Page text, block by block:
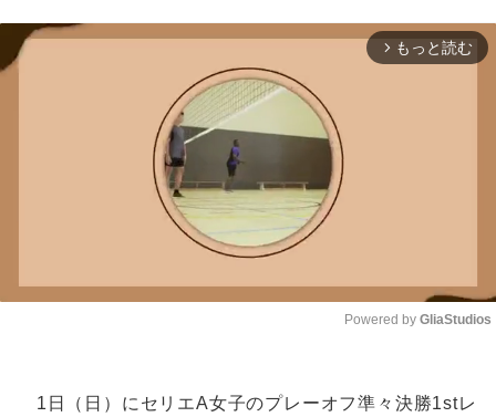
arrow_forward_ios もっと読む
Powered by GliaStudios
1日（日）にセリエA女子のプレーオフ準々決勝1stレ